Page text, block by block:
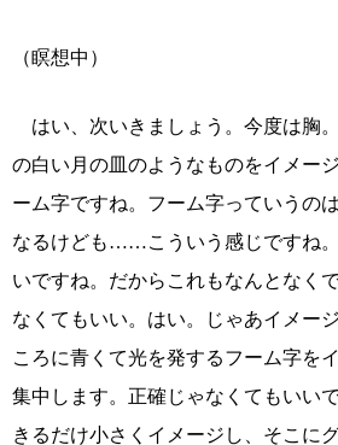
（瞑想中）
はい、次いきましょう。今度は胸
の白い月の皿のようなものをイメー
ーム字ですね。フーム字っていうの
なるけども……こういう感じですね
いですね。だからこれもなんとなく
なくてもいい。はい。じゃあイメー
ころに青くて光を発するフーム字を
集中します。正確じゃなくてもいい
きるだけ小さくイメージし、そこに